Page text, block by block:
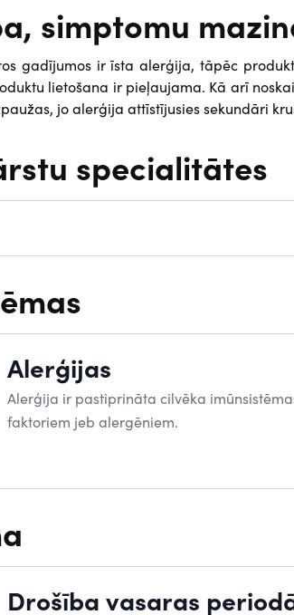
simptomu
gadījumos ir īsta alerģija, tāpēc
lietošana ir pieļaujama. Kā arī
jo alerģija attīstījusies sekundāri
specialitātes
Alerģijas
Alerģija ir pastiprināta cilvēka
faktoriem jeb alergēniem.
Drošība vasaras